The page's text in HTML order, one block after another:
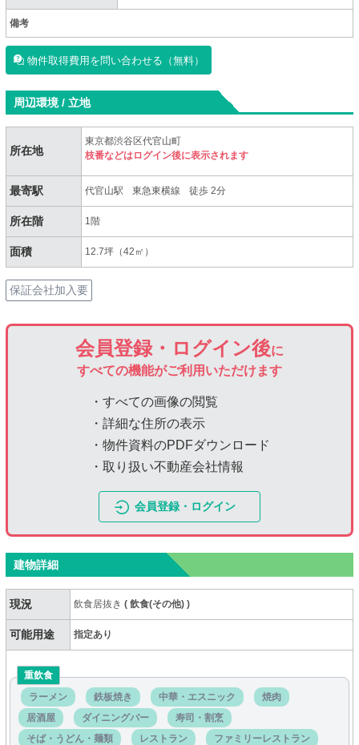
備考
物件取得費用を問い合わせる（無料）
周辺環境 / 立地
所在地
東京都渋谷区代官山町
枝番などはログイン後に表示されます
最寄駅 代官山駅 東急東横線 徒歩 2分
所在階 1階
面積 12.7坪（42㎡）
保証会社加入要
会員登録・ログイン後に
すべての機能がご利用いただけます
・すべての画像の閲覧
・詳細な住所の表示
・物件資料のPDFダウンロード
・取り扱い不動産会社情報
会員登録・ログイン
建物詳細
現況 飲食居抜き(飲食(その他))
可能用途 指定あり
重飲食
ラーメン
鉄板焼き 中華・エスニック
焼肉
居酒屋
ダイニングバー
寿司・割烹
そば・うどん・麺類
レストラン
ファミリーレストラン